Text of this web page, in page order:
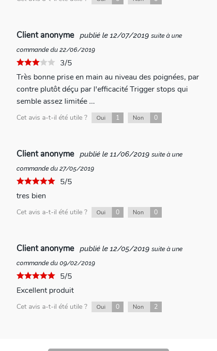
Client anonyme publié le 12/07/2019 suite à une
commande du 22/06/2019
3/5
Très bonne prise en main au niveau des poignées, par
contre plutôt déçu par l'efficacité Trigger stops qui
semble assez limitée ...
Cet avis a-t-il été utile ? Oui 1 Non 0
Client anonyme publié le 11/06/2019 suite à une
commande du 27/05/2019
5/5
tres bien
Cet avis a-t-il été utile ? Oui 0 Non 0
Client anonyme publié le 12/05/2019 suite à une
commande du 09/02/2019
5/5
Excellent produit
Cet avis a-t-il été utile ? Oui 0 Non 2